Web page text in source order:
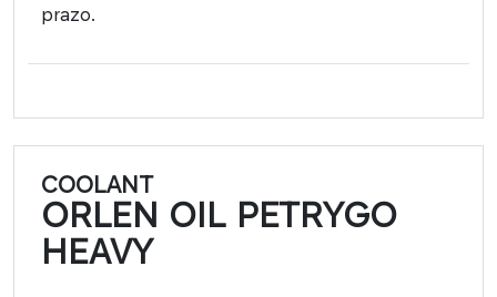
prazo.
COOLANT
ORLEN OIL PETRYGO
HEAVY